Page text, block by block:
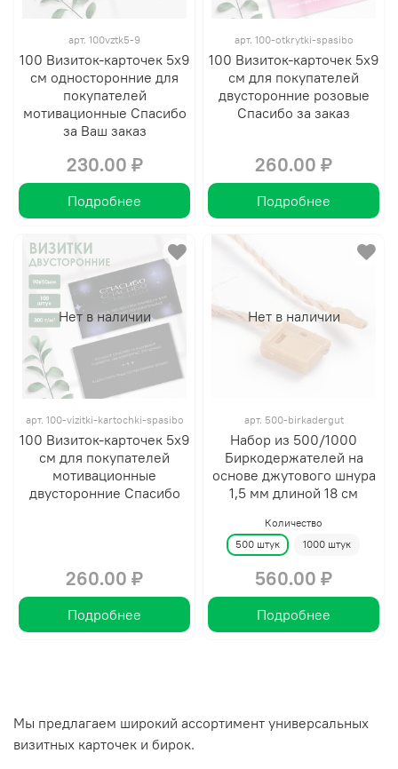
арт. 100vztk5-9
100 Визиток-карточек 5х9
см односторонние для
покупателей
мотивационные Спасибо
за Ваш заказ
230.00 ₽
Подробнее
арт. 100-otkrytki-spasibo
100 Визиток-карточек 5х9
см для покупателей
двусторонние розовые
Спасибо за заказ
260.00 ₽
Подробнее
Нет в наличии
арт. 100-vizitki-kartochki-spasibo
100 Визиток-карточек 5х9
см для покупателей
мотивационные
двусторонние Спасибо
260.00 ₽
Подробнее
Нет в наличии
арт. 500-birkadergut
Набор из 500/1000
Биркодержателей на
основе джутового шнура
1,5 мм длиной 18 см
Количество
500 штук
1000 штук
560.00 ₽
Подробнее
Мы предлагаем широкий ассортимент универсальных
визитных карточек и бирок.